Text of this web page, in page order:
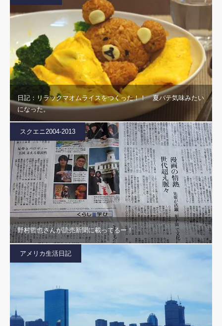
日記：リラックマオムライスをつくった！！ 夏バテ気味みたい
になった。
スクエニ2004-2013
野村哲也さんが読売新聞に載ってるー！
アメリカ生活日記